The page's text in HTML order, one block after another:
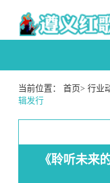
当前位置： 首页> 行业
辑发行
《聆听未来